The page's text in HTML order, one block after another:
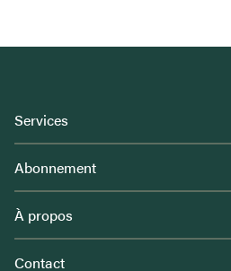
Services
Abonnement
À propos
Contact